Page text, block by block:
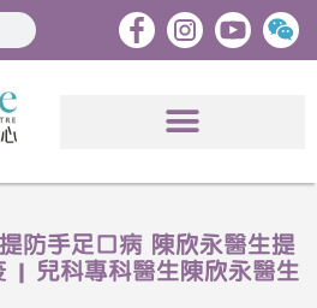
防手足口病 陳欣永醫生提
| 兒科專科醫生陳欣永醫生